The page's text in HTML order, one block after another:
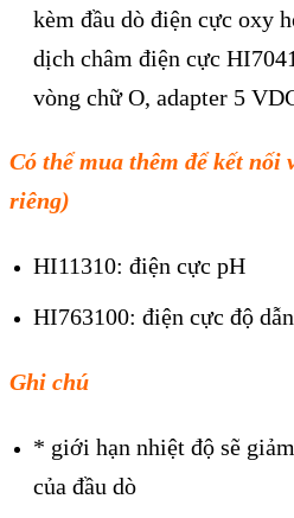
kèm đầu dò điện cực oxy
dịch châm điện cực
vòng chữ O, adapter 5
Có thể mua thêm để kết nối
riêng)
HI11310: điện cực pH
HI763100: điện cực độ dẫn
Ghi chú
* giới hạn nhiệt độ sẽ
của đầu dò